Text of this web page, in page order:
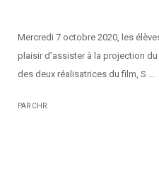
Mercredi 7 octobre 2020, les
plaisir d’assister à la projection
des deux réalisatrices du film, S ...
PAR CHR.